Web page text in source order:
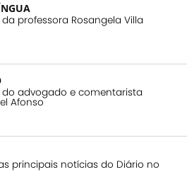
professora Rosangela Villa
do advogado e comentarista
Afonso
principais notícias do Diário no